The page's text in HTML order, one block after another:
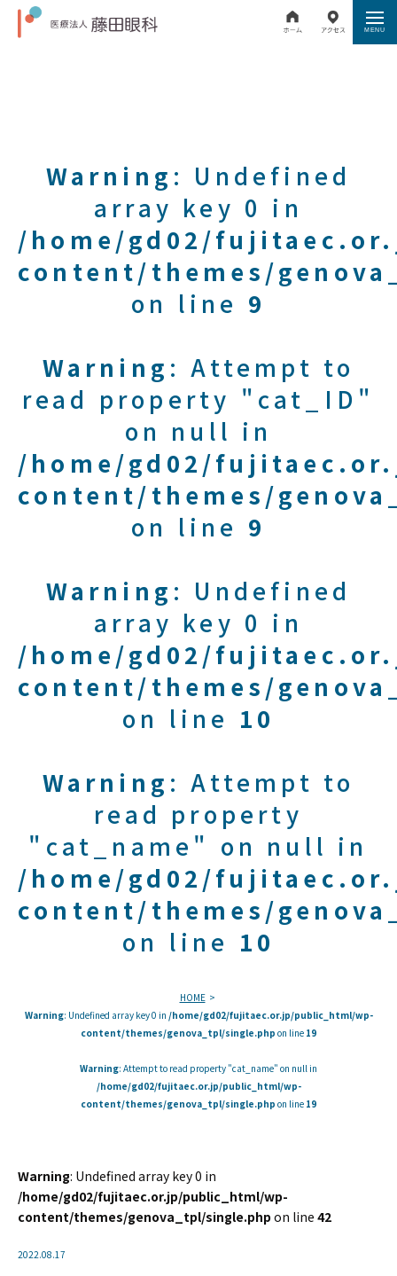
Warning : Undefined
array key 0 in
/home/gd02/
content/themes/
on line 9
Warning : Attempt to
read property "cat_ID"
on null in
/home/gd02/
content/themes/
on line 9
Warning : Undefined
array key 0 in
/home/gd02/
content/themes/
on line 10
Warning : Attempt to
read property
"cat_name" on null in
/home/gd02/
content/themes/
on line 10
HOME
Warning: Undefined array key 0 in /home/gd02/fujitaec.or.jp/public_html/wp-
content/themes/genova_tpl/single.php on line 19
Warning: Attempt to read property "cat_name" on null in
/home/gd02/fujitaec.or.jp/public_html/wp-
content/themes/genova_tpl/single.php on line 19
Warning: Undefined array key 0 in
/home/gd02/fujitaec.or.jp/public_html/wp-
content/themes/genova_tpl/single.php on line 42
2022.08.17